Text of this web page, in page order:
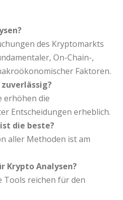
des Kryptomarkts
On-Chain-,
Faktoren.
erhöhen die
Entscheidungen erheblich.
die beste?
aller Methoden ist am
Krypto Analysen?
Tools reichen für den